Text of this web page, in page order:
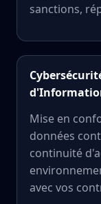
sanctions,
Mise en
données
continuité
avec vos